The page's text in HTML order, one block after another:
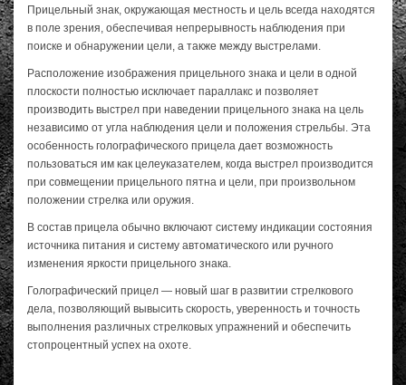
Прицельный знак, окружающая местность и цель всегда находятся
в поле зрения, обеспечивая непрерывность наблюдения при
поиске и обнаружении цели, а также между выстрелами.
Расположение изображения прицельного знака и цели в одной
плоскости полностью исключает параллакс и позволяет
производить выстрел при наведении прицельного знака на цель
независимо от угла наблюдения цели и положения стрельбы. Эта
особенность голографического прицела дает возможность
пользоваться им как целеуказателем, когда выстрел производится
при совмещении прицельного пятна и цели, при произвольном
положении стрелка или оружия.
В состав прицела обычно включают систему индикации состояния
источника питания и систему автоматического или ручного
изменения яркости прицельного знака.
Голографический прицел — новый шаг в развитии стрелкового
дела, позволяющий вывысить скорость, уверенность и точность
выполнения различных стрелковых упражнений и обеспечить
стопроцентный успех на охоте.